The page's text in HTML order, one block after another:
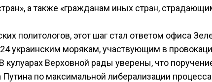
а также «гражданам иных стран,
политологов, этот шаг стал ответом офиса
украинским морякам, участвующим в
кулуарах Верховной рады уверены, что
Путина по максимальной либерализации